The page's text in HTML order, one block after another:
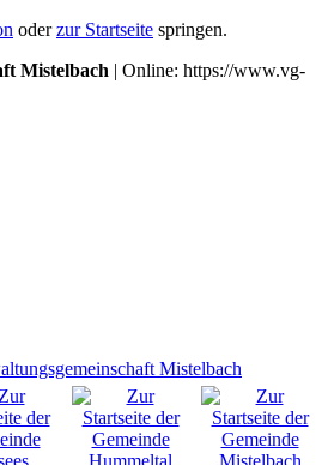
oderzur Startseite springen.
Mistelbach | Online: https://www.vg-